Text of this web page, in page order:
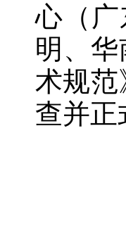
心（
明、
术规范
查并正